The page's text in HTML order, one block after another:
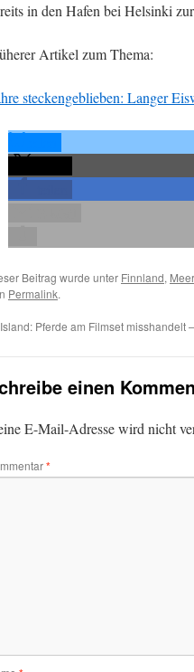
in den Hafen bei Helsinki
Artikel zum Thema:
steckengeblieben: Langer
Beitrag wurde unter Finnland, Meer
Permalink.
Island: Pferde am Filmset misshandelt
einen
E-Mail-Adresse wird nicht
*